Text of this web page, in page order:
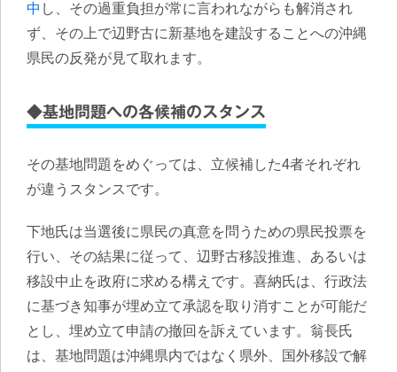
中 し、その過重負担が常に言われながらも解消され
ず、その上で辺野古に新基地を建設することへの沖縄
県民の反発が見て取れます。
◆基地問題への各候補のスタンス
その基地問題をめぐっては、立候補した4者それぞれ
が違うスタンスです。
下地氏は当選後に県民の真意を問うための県民投票を
行い、その結果に従って、辺野古移設推進、あるいは
移設中止を政府に求める構えです。喜納氏は、行政法
に基づき知事が埋め立て承認を取り消すことが可能だ
とし、埋め立て申請の撤回を訴えています。翁長氏
は、基地問題は沖縄県内ではなく県外、国外移設で解